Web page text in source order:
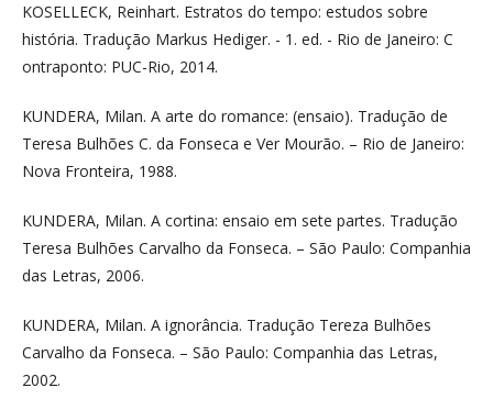
KOSELLECK, Reinhart. Estratos do tempo: estudos sobre
história. Tradução Markus Hediger. - 1. ed. - Rio de Janeiro: C
ontraponto: PUC-Rio, 2014.
KUNDERA, Milan. A arte do romance: (ensaio). Tradução de
Teresa Bulhões C. da Fonseca e Ver Mourão. – Rio de Janeiro:
Nova Fronteira, 1988.
KUNDERA, Milan. A cortina: ensaio em sete partes. Tradução
Teresa Bulhões Carvalho da Fonseca. – São Paulo: Companhia
das Letras, 2006.
KUNDERA, Milan. A ignorância. Tradução Tereza Bulhões
Carvalho da Fonseca. – São Paulo: Companhia das Letras,
2002.